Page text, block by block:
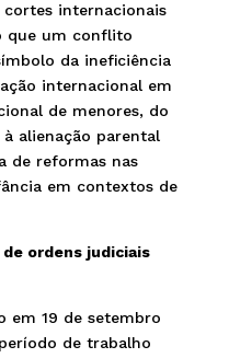
internacionais
que um conflito
da ineficiência
internacional em
de menores, do
alienação parental
de reformas nas
em contextos de
ordens judiciais
em 19 de setembro
de trabalho